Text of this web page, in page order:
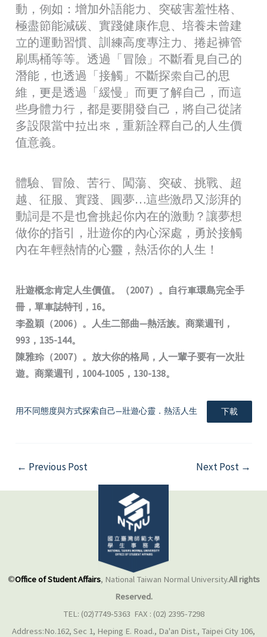
動，例如：增加外語能力、突破害羞性格、
極盡節能減碳、實踐健康作息、培養未曾建
立的運動習慣、訓練高度專注力、捲起褲管
刷馬桶等等。透過「冒險」不斷看見自己的
潛能，也透過「接觸」不斷探索自己的思
維，更是透過「緩慢」而更了解自己，而這
些身體力行，都是要開發自己，將自己從諸
多設限當中拉出來，重新詮釋自己的人生價
值意義。
體驗、冒險、苦行、闖蕩、突破、挑戰、超
越、征服、實踐、圓夢…這些激昂又澎湃的
動詞是不是也會挑起你內在的激動？讓夢想
做你的指引，壯遊你的內心深處，勇於接觸
內在年輕熱情的心靈，熱活你的人生！
壯遊概念肯定人生價值。（2007）。自行車環島完全手
冊，單車誌特刊，16。
李盈穎（2006）。人生二部曲—熱活族。商業週刊，
993，135-144。
陳雅玲（2007）。放大你的格局，人一輩子要有一次壯
遊。商業週刊，1004-1005，130-138。
用不同態度與方式探索自己—壯遊心靈．熱活人生 下載
← Previous Post Next Post →
©Office of Student Affairs, National Taiwan Normal University.All rights
Reserved.
TEL: (02)7749-5363 FAX : (02) 2395-7298
Address:No.162, Sec 1, Heping E. Road., Da'an Dist., Taipei City 106,